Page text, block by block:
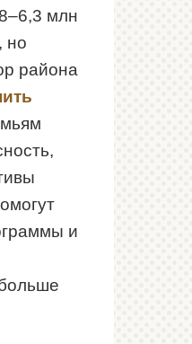
млн
но
района
и